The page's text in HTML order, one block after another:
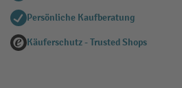
Persönliche Kaufberatung
Käuferschutz - Trusted Shops